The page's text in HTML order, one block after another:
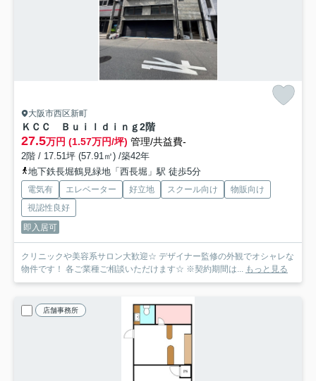
大阪市西区新町
ＫＣＣ Ｂｕｉｌｄｉｎｇ2階
27.5万円 (1.57万円/坪) 管理/共益費-
2階 / 17.51坪 (57.91㎡) /築42年
地下鉄長堀鶴見緑地「西長堀」駅 徒歩5分
電気有 エレベーター 好立地 スクール向け
物販向け
視認性良好
即入居可
クリニックや美容系サロン大歓迎☆ デザイナー監修の外観でオシャレな
物件です！ 各ご業種ご相談いただけます☆ ※契約期間は... もっと見る
店舗事務所